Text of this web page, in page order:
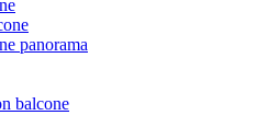
panorama
balcone